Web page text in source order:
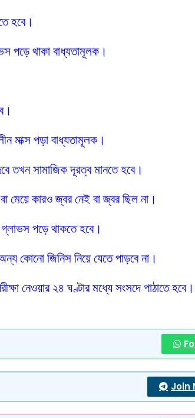
হবে।
পড়ে থাকা বাধ্যতামূলক।
মাক্স পড়া বাধ্যতামূলক।
তখন সামাজিক দূরত্ব মানতে হবে।
মেয়ে কারও জ্বর নেই বা জ্বর ছিল না।
গ্লাভস পড়ে থাকতে হবে।
অন্য কোনো জিনিস নিয়ে যেতে পাড়বে না।
নেওয়ার ২৪ ঘণ্টার মধ্যে সংসদে পাঠাতে হবে।
Join